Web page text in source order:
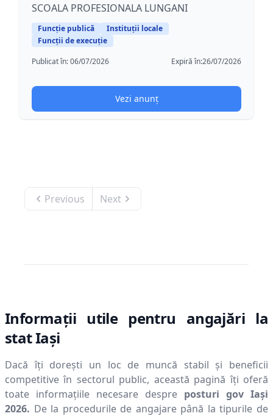
SCOALA PROFESIONALA LUNGANI
Funcție publică
Instituții locale
Funcții de execuție
Publicat în:06/07/2026 Expiră în:26/07/2026
Vezi anunț
Previous Next
Informații utile pentru angajări la
statIaşi
Dacă îți dorești un loc de muncă stabil și beneficii
competitive în sectorul public, această pagină îți oferă
toate informațiile necesare despre posturi gov Iaşi
2026. De la procedurile de angajare până la tipurile de